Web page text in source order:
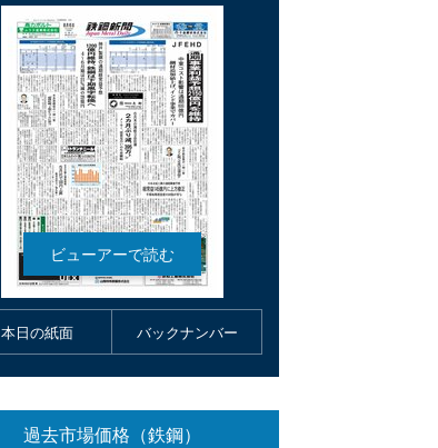
本日の紙面 バックナンバー
過去市場価格（鉄鋼）